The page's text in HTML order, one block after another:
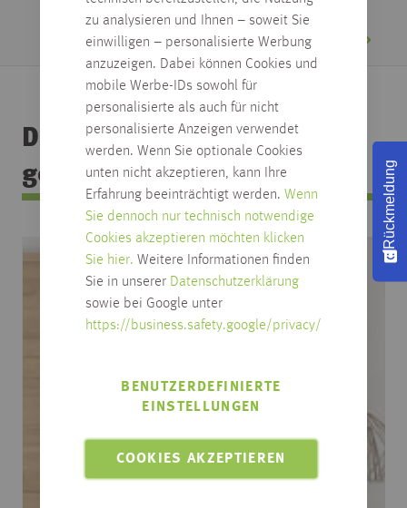
zu analysieren und Ihnen – soweit Sie
einwilligen – personalisierte Werbung
anzuzeigen. Dabei können Cookies und
mobile Werbe-IDs sowohl für
personalisierte als auch für nicht
personalisierte Anzeigen verwendet
werden. Wenn Sie optionale Cookies
unten nicht akzeptieren, kann Ihre
Erfahrung beeinträchtigt werden. Wenn
Sie dennoch nur technisch notwendige
Cookies akzeptieren möchten klicken
Sie hier. Weitere Informationen finden
Sie in unserer Datenschutzerklärung
sowie bei Google unter
https://business.safety.google/privacy/
COOKIES AKZEPTIEREN
BENUTZERDEFINIERTE
EINSTELLUNGEN
informieren und diese live zu erleben.
Das könnte Ihnen auch
gefallen
Rückmeldung